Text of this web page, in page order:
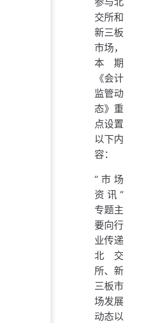
交所和
新三板
市场，
本期
《会计
监管动
态》重
点设置
以下内
容：
“市场
资讯”
专题主
要向行
业传递
北交
所、新
三板市
场发展
动态以